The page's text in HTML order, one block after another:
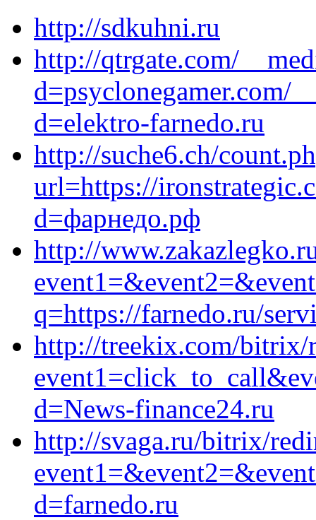
http://sdkuhni.ru
http://qtrgate.com/
d=psyclonegamer.com/
d=elektro-farnedo.ru
http://suche6.ch/
url=https://
d=фарнедо.рф
http://
q=https://farnedo.ru/
http://treekix.com/bitrix/
d=News-finance24.ru
http://svaga.ru/bitrix/
d=farnedo.ru